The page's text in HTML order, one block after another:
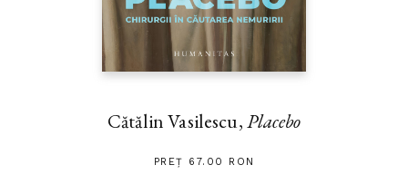
Cătălin Vasilescu,Placebo
PREȚ 67.00 RON